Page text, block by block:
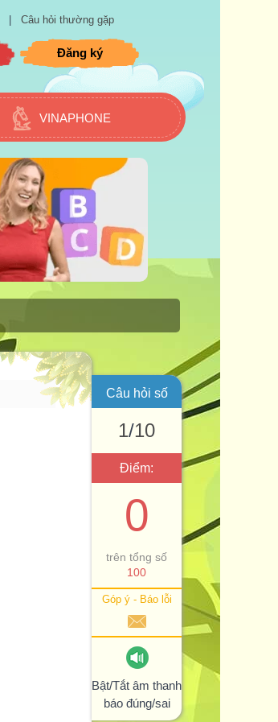
Câu hỏi thường gặp
Đăng ký
VINAPHONE
Câu hỏi số
1/10
Điểm:
0
trên tổng số
100
Góp ý - Báo lỗi
Bật/Tắt âm thanh
báo đúng/sai